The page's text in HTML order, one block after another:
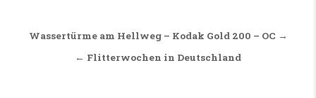
Beitragsnavigation
Wassertürme am Hellweg – Kodak Gold 200 – OC →
← Flitterwochen in Deutschland